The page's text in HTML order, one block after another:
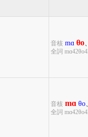
音核 mɑ θo
全詞
音核 mɑ θo
全詞